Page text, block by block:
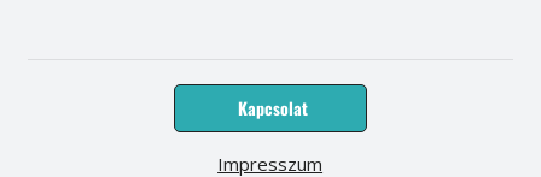
Kapcsolat
Impresszum